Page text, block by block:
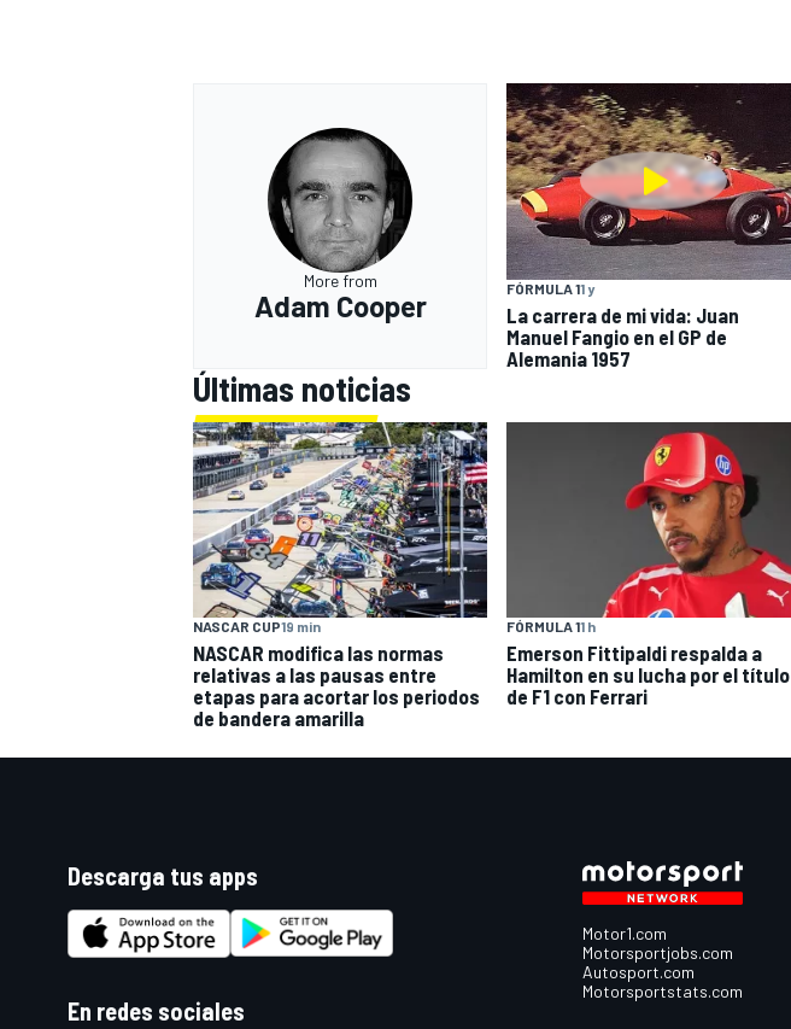
More from
Adam Cooper
FÓRMULA 11 y
La carrera de mi vida: Juan
Manuel Fangio en el GP de
Alemania 1957
Últimas noticias
NASCAR CUP19 min
NASCAR modifica las normas
relativas a las pausas entre
etapas para acortar los periodos
de bandera amarilla
FÓRMULA 11 h
Emerson Fittipaldi respalda a
Hamilton en su lucha por el título
de F1 con Ferrari
Descarga tus apps
En redes sociales
Motor1.com
Motorsportjobs.com
Autosport.com
Motorsportstats.com